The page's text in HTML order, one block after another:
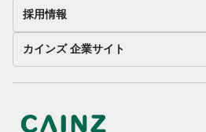
採用情報
カインズ 企業サイト